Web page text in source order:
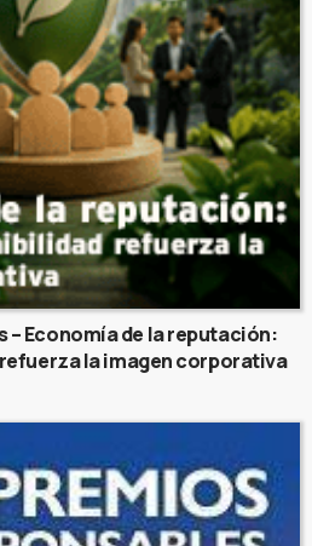
– Economía de la reputación:
la imagen corporativa